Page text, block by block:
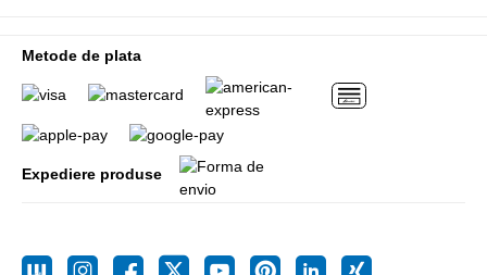
Metode de plata
Expediere produse